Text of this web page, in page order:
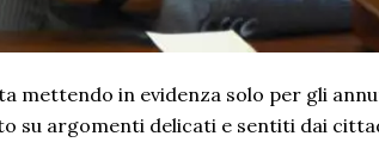
mettendo in evidenza solo per gli
su argomenti delicati e sentiti dai